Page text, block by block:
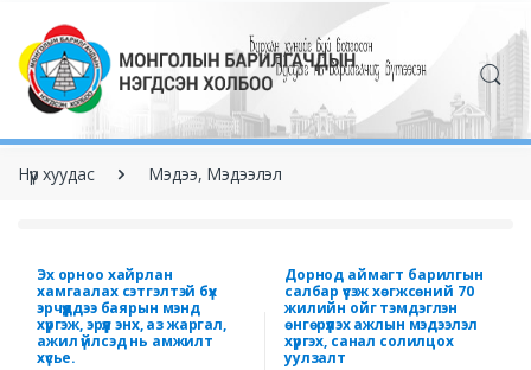
Нүүр хуудас Мэдээ, Мэдээлэл
Эх орноо хайрлан
хамгаалах сэтгэлтэй бүх
эрчүүддээ баярын мэнд
хүргэж, эрүүл энх, аз жаргал,
ажил үйлсэд нь амжилт
хүсье.
Дорнод аймагт барилгын
салбар үүсэж хөгжсөний 70
жилийн ойг тэмдэглэн
өнгөрүүлэх ажлын мэдээлэл
хүргэх, санал солилцох
уулзалт